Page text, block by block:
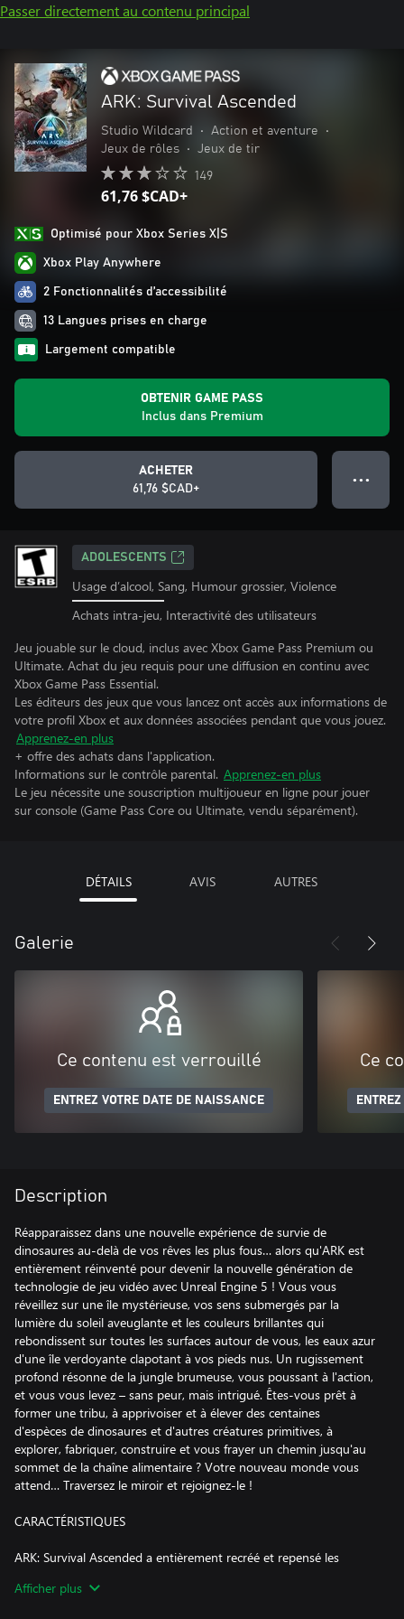
Passer directement au contenu principal
ARK: Survival Ascended
Studio Wildcard • Action et aventure
•
Jeux de rôles
• Jeux de tir
149
61,76 $CAD+
Optimisé pour Xbox Series X|S
Xbox Play Anywhere
2 Fonctionnalités d’accessibilité
13 Langues prises en charge
Largement compatible
OBTENIR GAME PASS
Inclus dans Premium
ACHETER
61,76 $CAD+
● ● ●
ADOLESCENTS
Usage d’alcool, Sang, Humour grossier, Violence
Achats intra-jeu, Interactivité des utilisateurs
Jeu jouable sur le cloud, inclus avec Xbox Game Pass Premium ou
Ultimate. Achat du jeu requis pour une diffusion en continu avec
Xbox Game Pass Essential.
Les éditeurs des jeux que vous lancez ont accès aux informations de
votre profil Xbox et aux données associées pendant que vous jouez.
Apprenez-en plus
+ offre des achats dans l'application.
Informations sur le contrôle parental. Apprenez-en plus
Le jeu nécessite une souscription multijoueur en ligne pour jouer
sur console (Game Pass Core ou Ultimate, vendu séparément).
DÉTAILS AVIS AUTRES
Galerie
Ce contenu est verrouillé
ENTREZ VOTRE DATE DE NAISSANCE
Ce
Description
Réapparaissez dans une nouvelle expérience de survie de
dinosaures au-delà de vos rêves les plus fous… alors qu'ARK est
entièrement réinventé pour devenir la nouvelle génération de
technologie de jeu vidéo avec Unreal Engine 5 ! Vous vous
réveillez sur une île mystérieuse, vos sens submergés par la
lumière du soleil aveuglante et les couleurs brillantes qui
rebondissent sur toutes les surfaces autour de vous, les eaux azur
d'une île verdoyante clapotant à vos pieds nus. Un rugissement
profond résonne de la jungle brumeuse, vous poussant à l'action,
et vous vous levez – sans peur, mais intrigué. Êtes-vous prêt à
former une tribu, à apprivoiser et à élever des centaines
d'espèces de dinosaures et d'autres créatures primitives, à
explorer, fabriquer, construire et vous frayer un chemin jusqu'au
sommet de la chaîne alimentaire ? Votre nouveau monde vous
attend… Traversez le miroir et rejoignez-le !
CARACTÉRISTIQUES
ARK: Survival Ascended a entièrement recréé et repensé les
technologie de jeu vidéo, Unreal Engine 5, en utilisant des
Afficher plus